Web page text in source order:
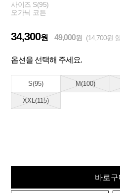
사이즈 S(95)
오가닉 코튼
34,300원 49,000원 (14,700원
옵션을 선택해 주세요.
S(95) M(100)
XXL(115)
바로구